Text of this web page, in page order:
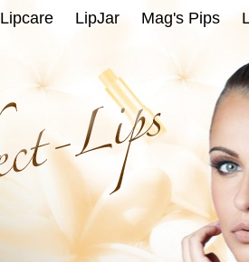
Lipcare LipJar Mag's Pips